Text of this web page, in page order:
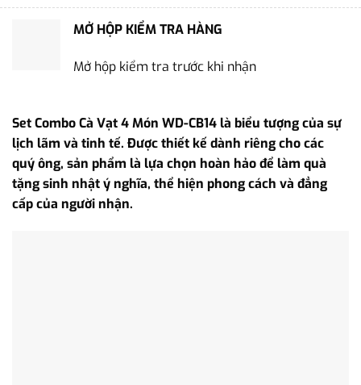
MỞ HỘP KIỂM TRA HÀNG
Mở hộp kiểm tra trước khi nhận
Set Combo Cà Vạt 4 Món WD-CB14 là biểu tượng của sự
lịch lãm và tinh tế. Được thiết kế dành riêng cho các
quý ông, sản phẩm là lựa chọn hoàn hảo để làm quà
tặng sinh nhật ý nghĩa, thể hiện phong cách và đẳng
cấp của người nhận.